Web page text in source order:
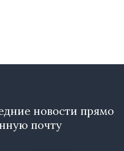
новости прямо
почту